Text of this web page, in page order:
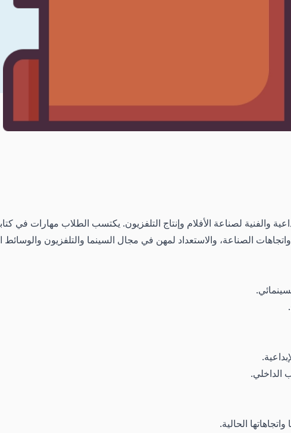
والفنية لصناعة الأفلام وإنتاج التلفزيون. يكتسب الطلاب مهارات في
الصناعة، والاستعداد لمهن في مجال السينما والتلفزيون
الداخلي.
الحالية.